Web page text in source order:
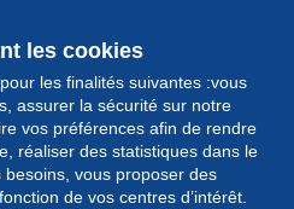
les cookies
les finalités suivantes :vous
assurer la sécurité sur notre
vos préférences afin de rendre
réaliser des statistiques dans le
besoins, vous proposer des
de vos centres d’intérêt.